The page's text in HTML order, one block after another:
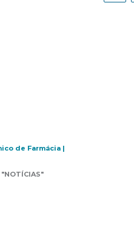
de Farmácia |
"NOTÍCIAS"